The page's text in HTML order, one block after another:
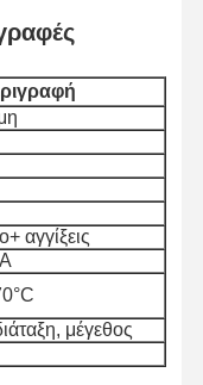
αγγίξεις
μέγεθος